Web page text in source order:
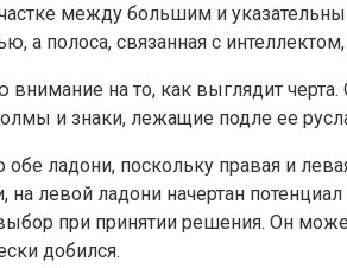
между большим и
а полоса, связанная с
внимание на то, как выглядит
и знаки, лежащие подле ее
ладони, поскольку правая и
левой ладони начертан
при принятии решения. Он
добился.